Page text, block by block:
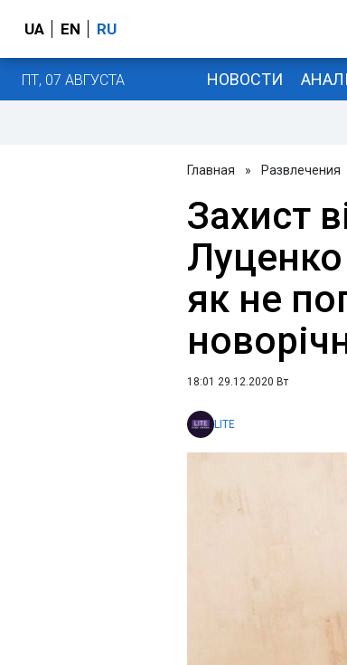
UA EN RU
ПТ, 07 АВГУСТА НОВОСТИ
Главная » Развлечения
Захист
як не
18:01 29.12.2020 Вт
LITE